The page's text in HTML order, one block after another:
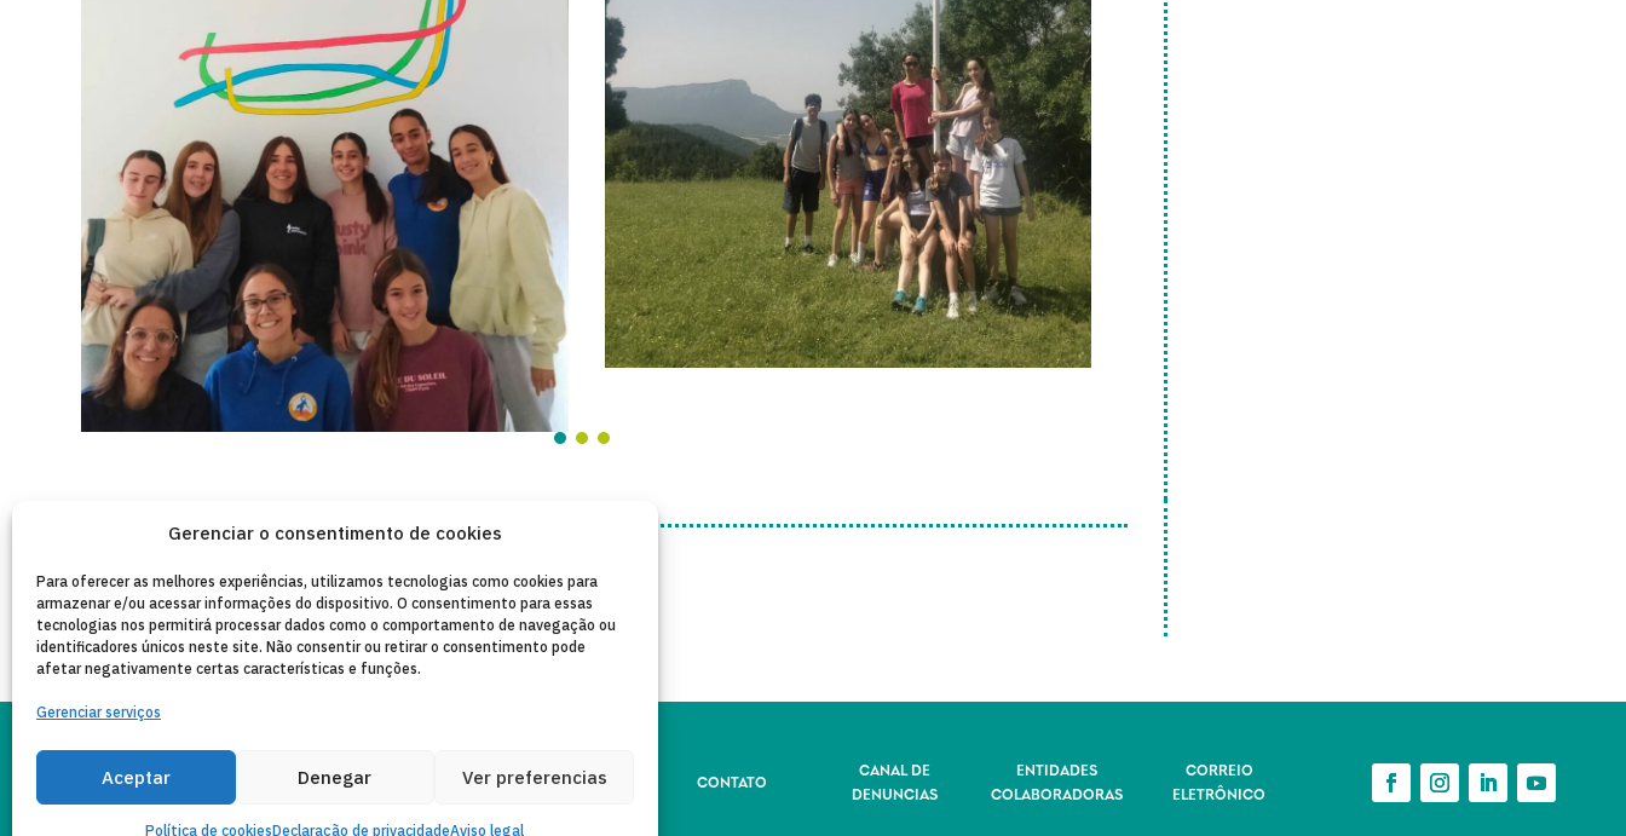
Gerenciar o consentimento de cookies
Para oferecer as melhores experiências, utilizamos tecnologias como cookies para
armazenar e/ou acessar informações do dispositivo. O consentimento para essas
tecnologias nos permitirá processar dados como o comportamento de navegação ou
identificadores únicos neste site. Não consentir ou retirar o consentimento pode
afetar negativamente certas características e funções.
Gerenciar serviços
Aceptar Denegar Ver preferencias
Política de cookiesDeclaração de privacidadeAviso legal
Copyleft 2025 Itaka-Escolapios AVISO LEGAL
POLÍTICA DE
CONTATO
CANAL DE
DENUNCIAS
ENTIDADES
COLABORADORAS
CORREIO
ELETRÔNICO